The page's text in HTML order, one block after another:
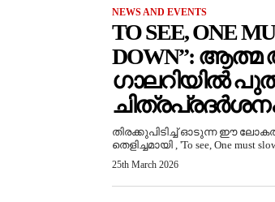
NEWS AND EVENTS
TO SEE, ONE
DOWN”: ആത്മ
ഗാലറിയിൽ
തിരക്കുപിടിച്ച് ഓടുന്ന ഈ
തെളിച്ചമായി , 'To see, One must
25th March 2026